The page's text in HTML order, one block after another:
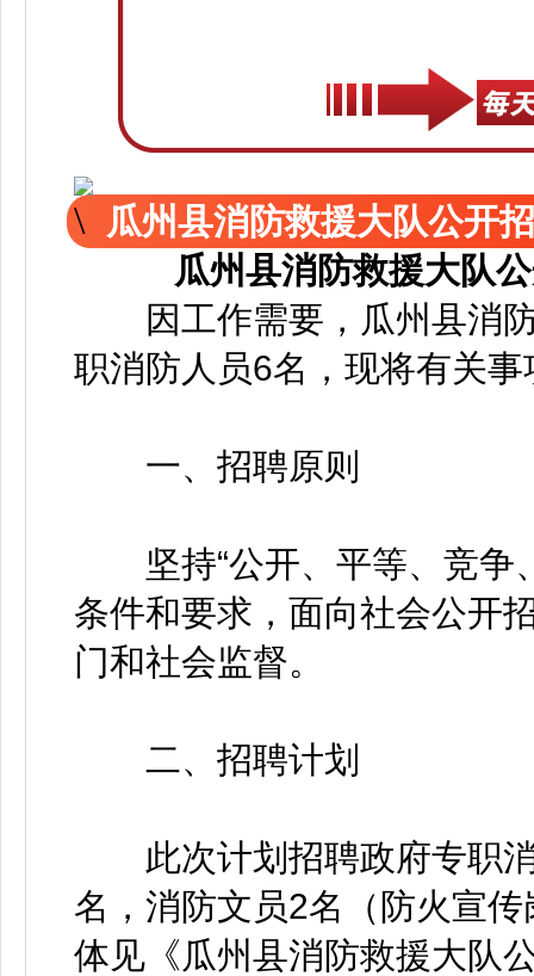
瓜州县消防救援大队公开
瓜州县消防救援大队
因工作需要，瓜州县消防
职消防人员6名，现将有关
一、招聘原则
坚持“公开、平等、竞争
条件和要求，面向社会公开
门和社会监督。
二、招聘计划
此次计划招聘政府专职消
名，消防文员2名（防火宣
体见《瓜州县消防救援大队